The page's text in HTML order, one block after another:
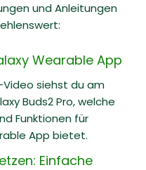
und Anleitungen
Wearable App
siehst du am
Buds2 Pro, welche
Funktionen für
App bietet.
Einfache